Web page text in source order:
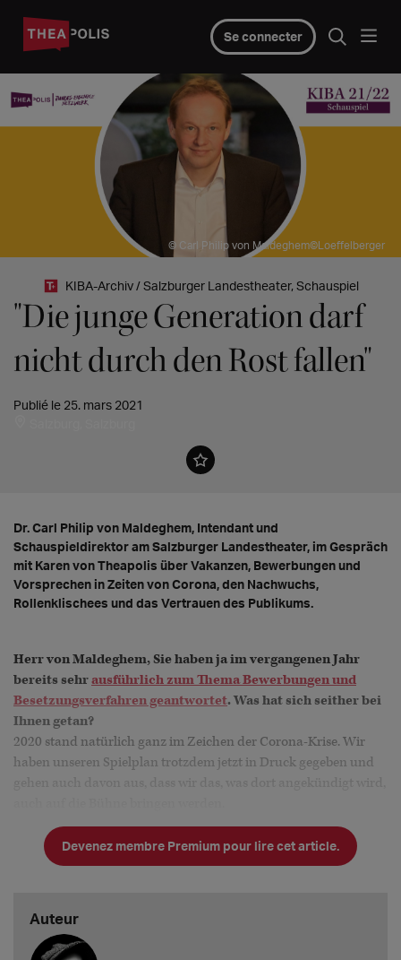
Se connecter
© Carl Philip von Maldeghem©Loeffelberger
KIBA-Archiv / Salzburger Landestheater, Schauspiel
"Die junge Generation darf
nicht durch den Rost fallen"
Publié le 25. mars 2021
Dr. Carl Philip von Maldeghem, Intendant und
Schauspieldirektor am Salzburger Landestheater, im Gespräch
mit Karen von Theapolis über Vakanzen, Bewerbungen und
Vorsprechen in Zeiten von Corona, den Nachwuchs,
Rollenklischees und das Vertrauen des Publikums.
Herr von Maldeghem, Sie haben ja im vergangenen Jahr
bereits sehrausführlich zum Thema Bewerbungen und
Besetzungsverfahren geantwortet. Was hat sich seither bei
Ihnen getan?
2020 stand natürlich ganz im Zeichen der Corona-Krise. Wir
haben unseren Spielplan trotzdem jetzt in Druck gegeben und
Vakanzen gibtDevenez membre Premium pour lire cet article.
Auteur